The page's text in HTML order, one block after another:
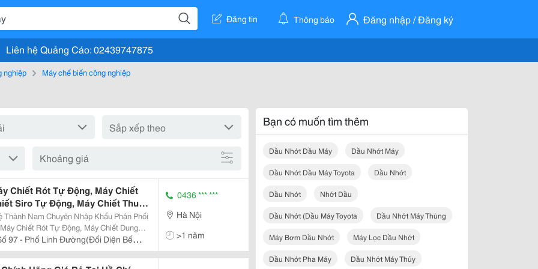
Đăng tin Thông báo Đăng nhập / Đăng ký
Liên hệ Quảng Cáo: 02439747875
nghiệp Máy chế biến công nghiệp
Khoảng giá
Chiết Rót Tự Động, Máy Chiết
Siro Tự Động, Máy Chiết Thuốc
Nhớt Tự Động, Máy Chiết Dầu
Thành Nam Chuyên Nhập Khẩu Phân Phối
Chiết Rót Tự Động, Máy Chiết Dung
Máy Chiết Thuốc Thú Y Tự Động, Máy
Dầu
97 - Phố Linh Đường(Đối Diện Bến
0436 *** ***
Hà Nội
>1 năm
Bạn có muốn tìm thêm
Dầu Nhớt Dầu Máy Dầu Nhớt Máy
Dầu Nhớt Dầu Máy Toyota Dầu Nhớt
Dầu Nhớt Nhớt Dầu
Dầu Nhớt (dầu Máy Toyota Dầu Nhớt Máy Thùng
Máy Bơm Dầu Nhớt Máy Lọc Dầu Nhớt
Dầu Nhớt Pha Máy Dầu Nhớt Máy Thủy